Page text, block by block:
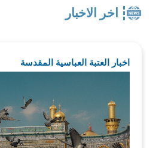
اخر الاخبار
اخبار العتبة العباسية المقدسة